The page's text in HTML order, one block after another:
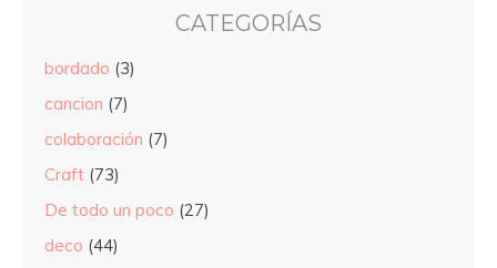
CATEGORÍAS
bordado (3)
cancion (7)
colaboración (7)
Craft (73)
De todo un poco (27)
deco (44)